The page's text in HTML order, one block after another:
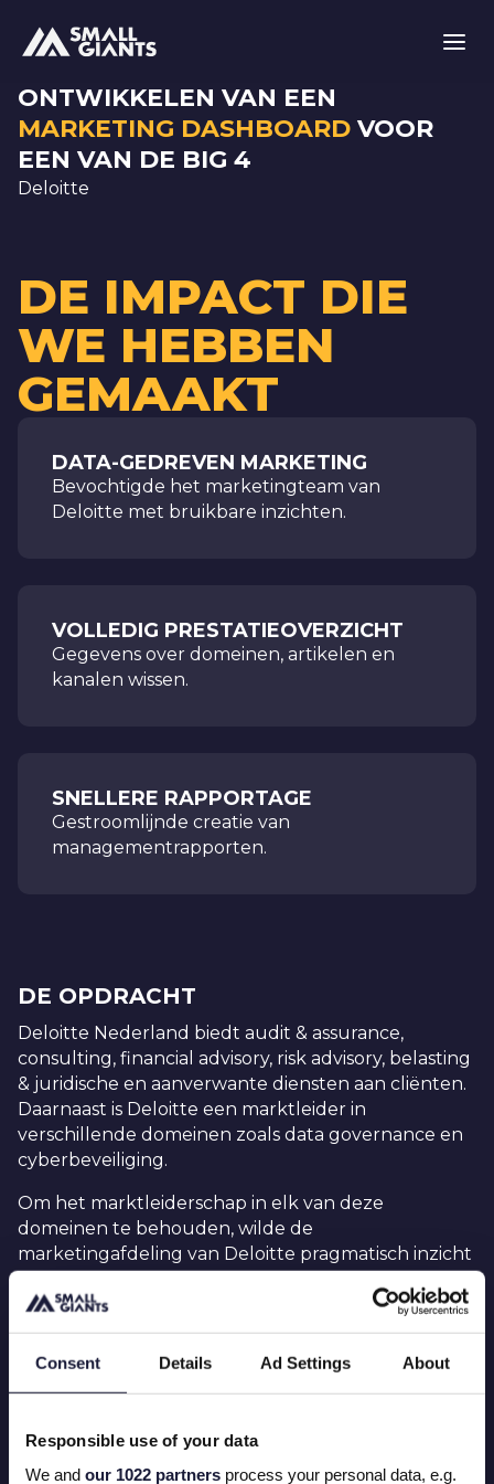
Consent Details Ad Settings About
Responsible use of your data
We and our 1022 partners process your personal data, e.g.
ONTWIKKELEN VAN EEN
MARKETING DASHBOARD VOOR
EEN VAN DE BIG 4
Deloitte
DE IMPACT DIE
WE HEBBEN
GEMAAKT
DATA-GEDREVEN MARKETING
Bevochtigde het marketingteam van
Deloitte met bruikbare inzichten.
VOLLEDIG PRESTATIEOVERZICHT
Gegevens over domeinen, artikelen en
kanalen wissen.
SNELLERE RAPPORTAGE
Gestroomlijnde creatie van
managementrapporten.
DE OPDRACHT
Deloitte Nederland biedt audit & assurance,
consulting, financial advisory, risk advisory, belasting
& juridische en aanverwante diensten aan cliënten.
Daarnaast is Deloitte een marktleider in
verschillende domeinen zoals data governance en
cyberbeveiliging.
Om het marktleiderschap in elk van deze
domeinen te behouden, wilde de
marketingafdeling van Deloitte pragmatisch inzicht
Daarom huurden ze Small Giants in om de
volgende uitdaging op te lossen:
"Hoe kunnen we alle gegevens van Deloitte’s online
contentkanalen in één gemakkelijk te beheren